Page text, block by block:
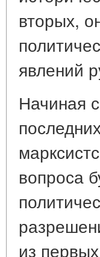
вторых,
явлений
Начиная
вопроса
из